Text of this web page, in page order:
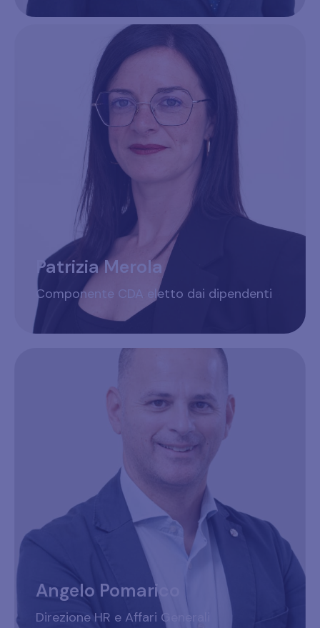
Patrizia Merola
Componente CDA eletto dai dipendenti
Angelo Pomarico
Direzione HR e Affari Generali